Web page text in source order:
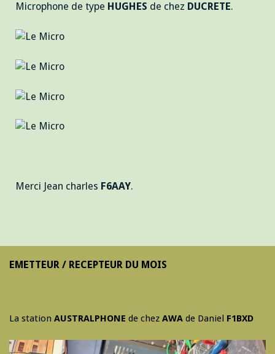
Microphone de type HUGHES de chez DUCRETE.
Merci Jean charles F6AAY.
EMETTEUR / RECEPTEUR DU MOIS
La station AUSTRALPHONE de chez AWA de Daniel F1BXD